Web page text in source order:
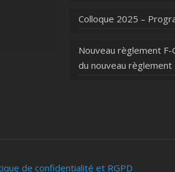
Colloque 2025 –
Nouveau règlement F-
du nouveau
de confidentialité et RGPD